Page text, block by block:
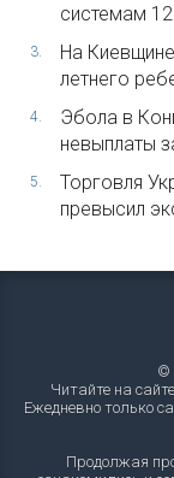
системам
3.
На
летнего
4.
Эбола в
невыплаты
5.
Торговля
превысил
©
Читайте на
Ежедневно только
Продолжая